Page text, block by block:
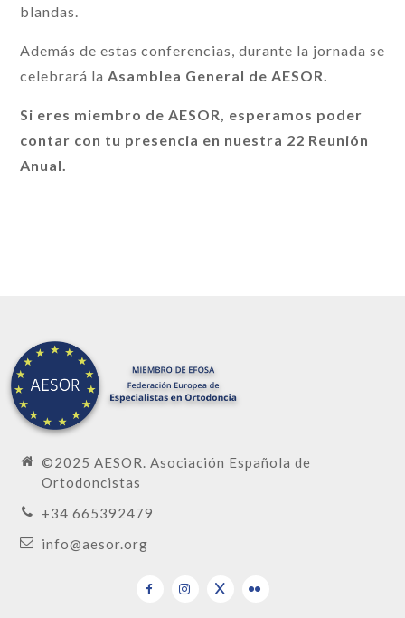
blandas.
Además de estas conferencias, durante la jornada se
celebrará la Asamblea General de AESOR.
Si eres miembro de AESOR, esperamos poder
contar con tu presencia en nuestra 22 Reunión
Anual.
©2025 AESOR. Asociación Española de
Ortodoncistas
+34 665392479
info@aesor.org